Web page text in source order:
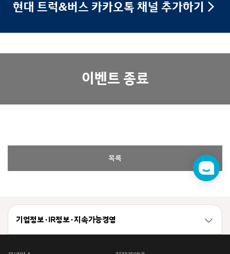
현대 트럭&버스 카카오톡 채널 추가하기
이벤트 종료
목록
챗
봇
기업정보 · IR정보 · 지속가능경영